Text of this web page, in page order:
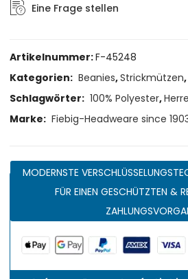
Eine Frage stellen
Artikelnummer:F-45248
Kategorien: Beanies,Strickmützen
Schlagwörter: 100% Polyester,
Marke: Fiebig-Headweare since
MODERNSTE
FÜR EINEN GESCHÜTZTEN &